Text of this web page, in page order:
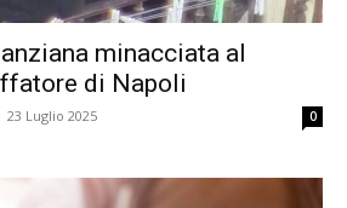
minacciata al
di Napoli
23 Luglio 2025 0